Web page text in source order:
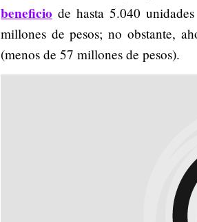
beneficio de hasta 5.040
millones de pesos; no obstante,
(menos de 57 millones de pesos).